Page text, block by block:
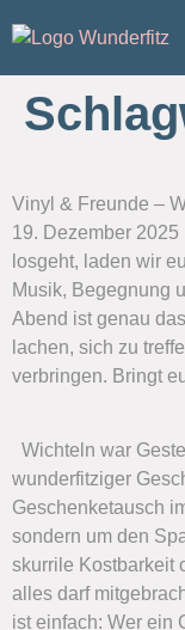
Vinyl & Freunde –
19. Dezember
losgeht, laden wir
Musik, Begegnung
Abend ist genau
lachen, sich zu
verbringen. Bringt
Wichteln war
wunderfitziger
Geschenketausch
sondern um den
skurrile Kostbarkeit
alles darf
ist einfach: Wer ein